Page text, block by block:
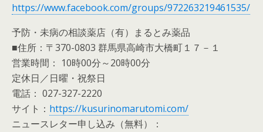
https://www.facebook.com/groups/972263219461535/
予防・未病の相談薬店（有）まるとみ薬品
■住所：〒370-0803 群馬県高崎市大橋町１７－１
営業時間： 10時00分～20時00分
定休日／日曜・祝祭日
電話： 027-327-2220
サイト： https://kusurinomarutomi.com/
ニュースレター申し込み（無料）：